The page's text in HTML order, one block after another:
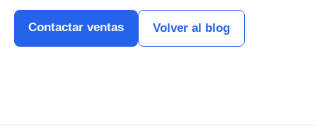
Contactar ventas Volver al blog